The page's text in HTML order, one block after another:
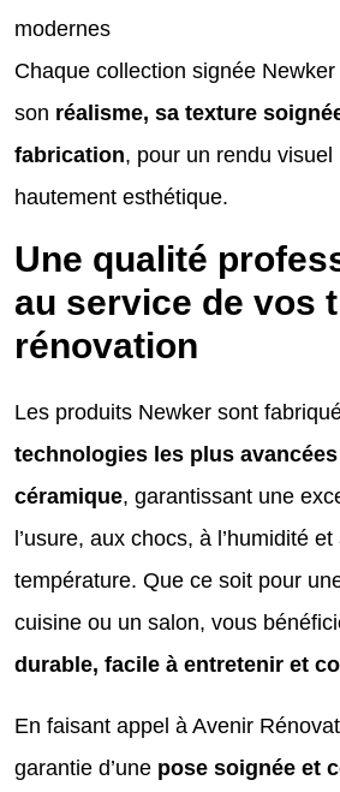
modernes
Chaque collection signée
son réalisme, sa texture
fabrication, pour un rendu
hautement esthétique.
Une qualité
au service de vos
rénovation
Les produits Newker sont
technologies les plus
céramique, garantissant une
l’usure, aux chocs, à l’humidité
température. Que ce soit pour
cuisine ou un salon, vous
durable, facile à entretenir et
En faisant appel à Avenir
garantie d’une pose soignée et